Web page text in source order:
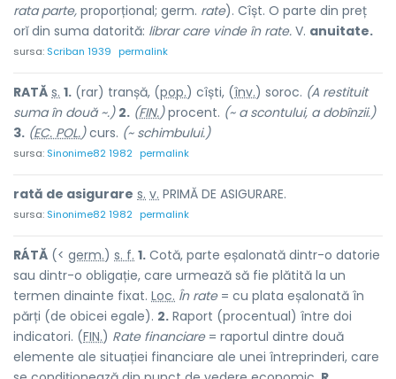
rata parte, proporțional; germ. rate). Cîșt. O parte din preț
orĭ din suma datorită: librar care vinde în rate. V. anuitate.
sursa: Scriban 1939 permalink
RATĂ s. 1. (rar) tranșă, (pop.) cîști, (înv.) soroc. (A restituit
suma în două ~.) 2. (FIN.)procent. (~ a scontului, a dobînzii.)
3. (EC. POL.)curs. (~ schimbului.)
sursa: Sinonime82 1982 permalink
rată de asigurare s. v. PRIMĂ DE ASIGURARE.
sursa: Sinonime82 1982 permalink
RÁTĂ (< germ.) s. f. 1. Cotă, parte eșalonată dintr-o datorie
sau dintr-o obligație, care urmează să fie plătită la un
termen dinainte fixat. Loc. În rate= cu plata eșalonată în
părți (de obicei egale). 2. Raport (procentual) între doi
indicatori. (FIN.) Rate financiare= raportul dintre două
elemente ale situației financiare ale unei întreprinderi, care